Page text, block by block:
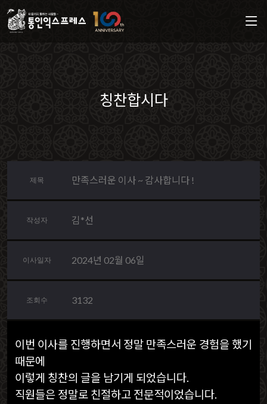
칭찬합시다
제목 만족스러운 이사 ~ 감사합니다 !
작성자 김*선
이사일자 2024년 02월 06일
조회수 3132
이번 이사를 진행하면서 정말 만족스러운 경험을 했기
때문에
이렇게 칭찬의 글을 남기게 되었습니다.
직원들은 정말로 친절하고 전문적이었습니다.